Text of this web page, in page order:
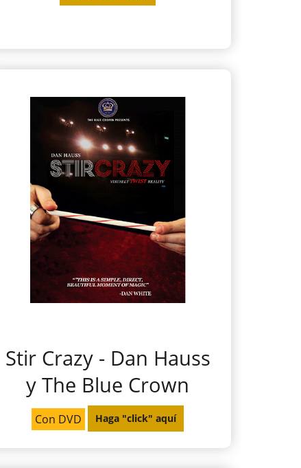
Stir Crazy - Dan Hauss
y The Blue Crown
Con DVD Haga "click" aquí